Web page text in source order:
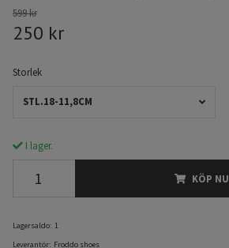
599 kr
250 kr
Storlek
STL.18-11,8CM
I lager.
KÖP NU
Lagersaldo: 1
Leverantör: Froddo shoes